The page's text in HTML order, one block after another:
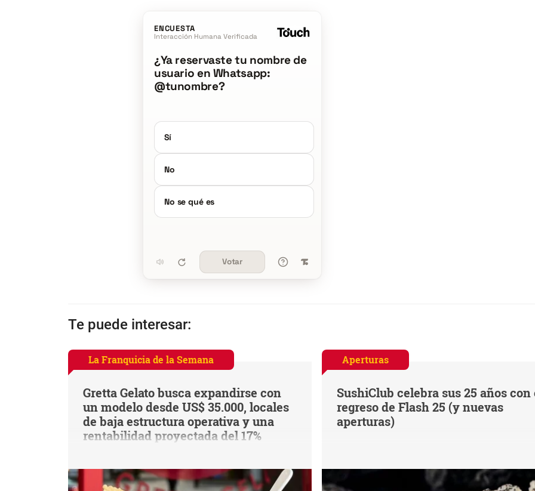
ENCUESTA
Interacción Humana Verificada
¿Ya reservaste tu nombre de
usuario en Whatsapp:
@tunombre?
Sí
No
No se qué es
Votar
Te puede interesar:
La Franquicia de la Semana
Gretta Gelato busca expandirse con
un modelo desde US$ 35.000, locales
de baja estructura operativa y una
rentabilidad proyectada del 17%
Aperturas
SushiClub celebra sus 25 años con
regreso de Flash 25 (y nuevas
aperturas)